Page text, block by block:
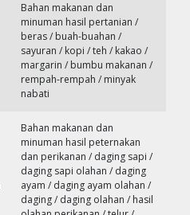
Bahan makanan dan
minuman hasil pertanian /
beras / buah-buahan /
sayuran / kopi / teh / kakao /
margarin / bumbu makanan /
rempah-rempah / minyak
nabati
Bahan makanan dan
minuman hasil peternakan
dan perikanan / daging sapi /
daging sapi olahan / daging
ayam / daging ayam olahan /
daging / daging olahan / hasil